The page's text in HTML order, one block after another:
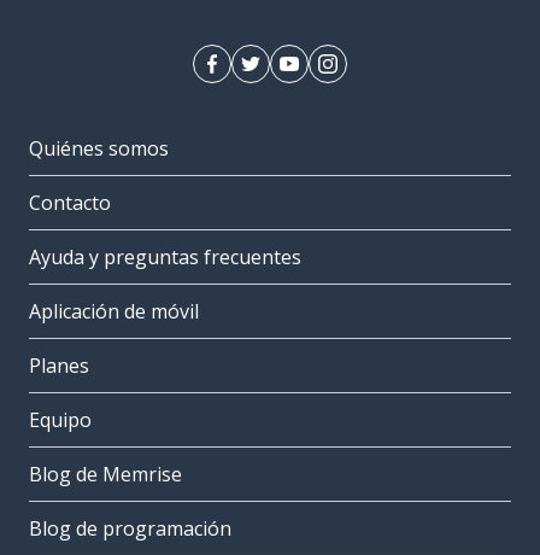
Quiénes somos
Contacto
Ayuda y preguntas frecuentes
Aplicación de móvil
Planes
Equipo
Blog de Memrise
Blog de programación